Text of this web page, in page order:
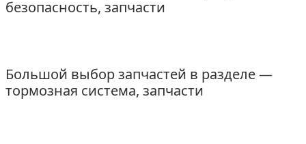
безопасность, запчасти
Большой выбор запчастей в разделе —
тормозная система, запчасти